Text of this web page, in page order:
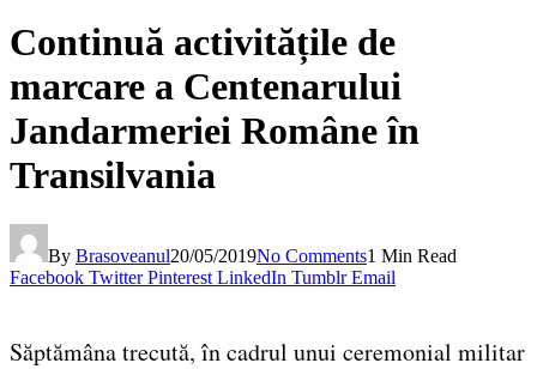
Continuă activitățile de
marcare a Centenarului
Jandarmeriei Române în
Transilvania
By Brasoveanul20/05/2019No Comments1 Min Read
Facebook Twitter Pinterest LinkedIn Tumblr Email
Săptămâna trecută, în cadrul unui ceremonial militar